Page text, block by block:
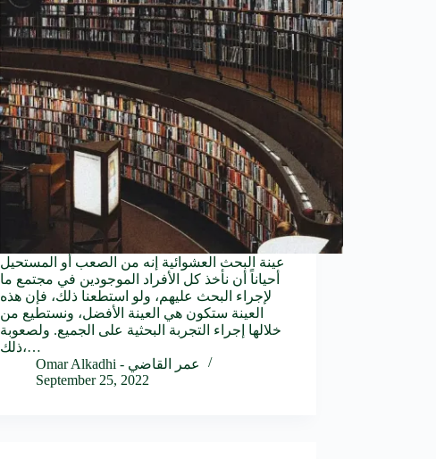
عينة البحث العشوائية إنه من الصعب أو المستحيل
أحياناً أن نأخذ كل الأفراد الموجودين في مجتمع ما
لإجراء البحث عليهم، ولو استطعنا ذلك، فإن هذه
العينة ستكون هي العينة الأفضل، ونستطيع من
خلالها إجراء التجربة البحثية على الجميع. ولصعوبة
ذلك،…
Omar Alkadhi - عمر القاضي
September 25, 2022